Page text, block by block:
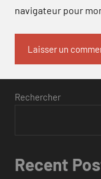
navigateur pour
Rechercher
Recent